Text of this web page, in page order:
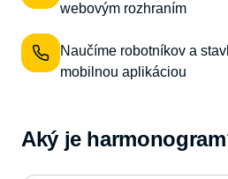
webovým rozhraním
Naučíme robotníkov a
mobilnou aplikáciou
Aký je